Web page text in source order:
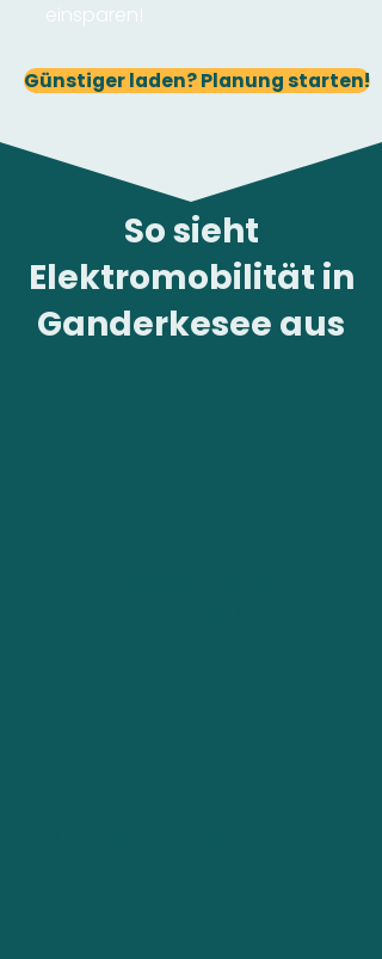
einsparen!
Günstiger laden? Planung starten!
So sieht
Elektromobilität in
Ganderkesee aus